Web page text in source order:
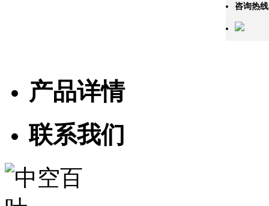
咨询热
产品详情
联系我们